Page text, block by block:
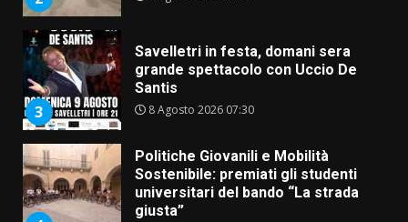
3
4
Politiche Giovanili e Mobilità
Sostenibile: premiati gli studenti
universitari del bando “La strada
giusta”
“I Contestatori: Musica di
Rivoluzione”: nuovo
appuntamento con “Fasano in